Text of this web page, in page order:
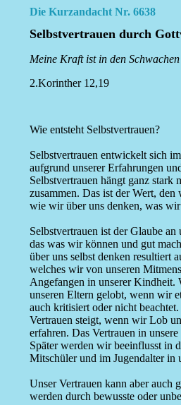
Die Kurzandacht Nr. 6638
Selbstvertrauen durch
Meine Kraft ist in den
2.Korinther 12,19
Wie entsteht Selbstvertrauen?
Selbstvertrauen entwickelt sich
aufgrund unserer Erfahrungen
Selbstvertrauen hängt ganz stark
zusammen. Das ist der Wert, den
wie wir über uns denken, was
Selbstvertrauen ist der Glaube an
das was wir können und gut
über uns selbst denken resultiert
welches wir von unseren
Angefangen in unserer Kindheit.
unseren Eltern gelobt, wenn wir
auch kritisiert oder nicht
Vertrauen steigt, wenn wir Lob
erfahren. Das Vertrauen in
Später werden wir beeinflusst in
Mitschüler und im Jugendalter in
Unser Vertrauen kann aber auch
werden durch bewusste oder